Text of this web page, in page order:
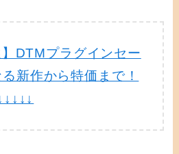
DTMプラグインセー
新作から特価まで！